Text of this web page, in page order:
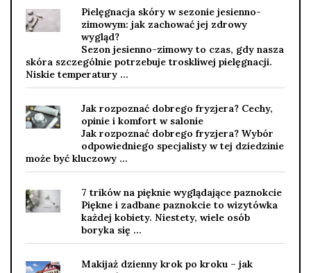
Pielęgnacja skóry w sezonie jesienno-
zimowym: jak zachować jej zdrowy
wygląd?
Sezon jesienno-zimowy to czas, gdy nasza
skóra szczególnie potrzebuje troskliwej pielęgnacji.
Niskie temperatury …
Jak rozpoznać dobrego fryzjera? Cechy,
opinie i komfort w salonie
Jak rozpoznać dobrego fryzjera? Wybór
odpowiedniego specjalisty w tej dziedzinie
może być kluczowy …
7 trików na pięknie wyglądające paznokcie
Piękne i zadbane paznokcie to wizytówka
każdej kobiety. Niestety, wiele osób
boryka się …
Makijaż dzienny krok po kroku – jak